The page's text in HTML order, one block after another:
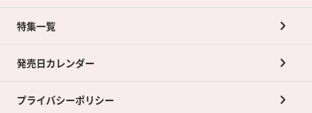
ネット買取について
買取承諾書について
ポイントカードTOP
ポイント交換景品
特集一覧
発売日カレンダー
プライバシーポリシー